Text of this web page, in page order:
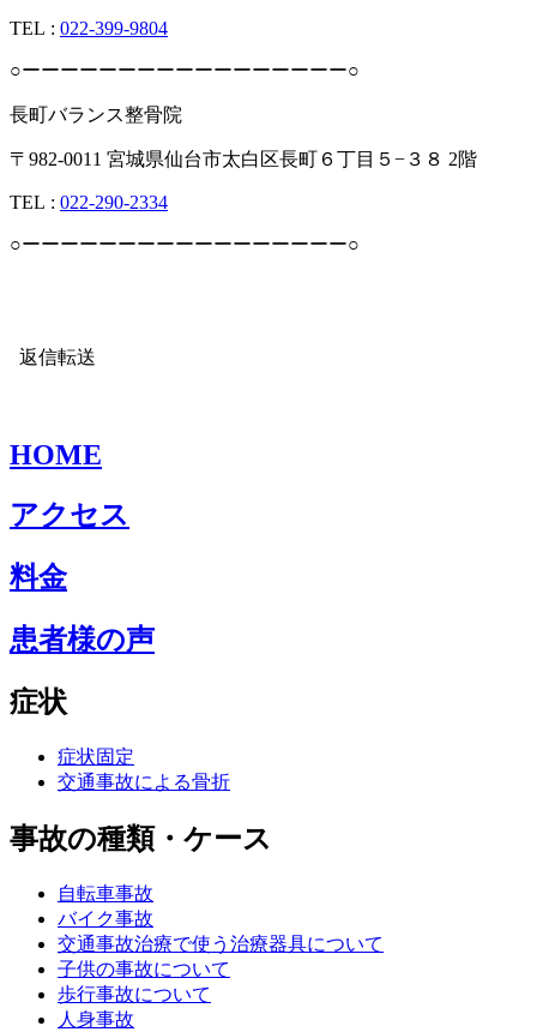
TEL︎ : 022-399-9804
○ーーーーーーーーーーーーーーーーー○
長町バランス整骨院
〒982-0011 宮城県仙台市太白区長町６丁目５−３８ 2階
TEL︎ : 022-290-2334
○ーーーーーーーーーーーーーーーーー○
返信転送
HOME
アクセス
料金
患者様の声
症状
症状固定
交通事故による骨折
事故の種類・ケース
自転車事故
バイク事故
交通事故治療で使う治療器具について
子供の事故について
歩行事故について
人身事故